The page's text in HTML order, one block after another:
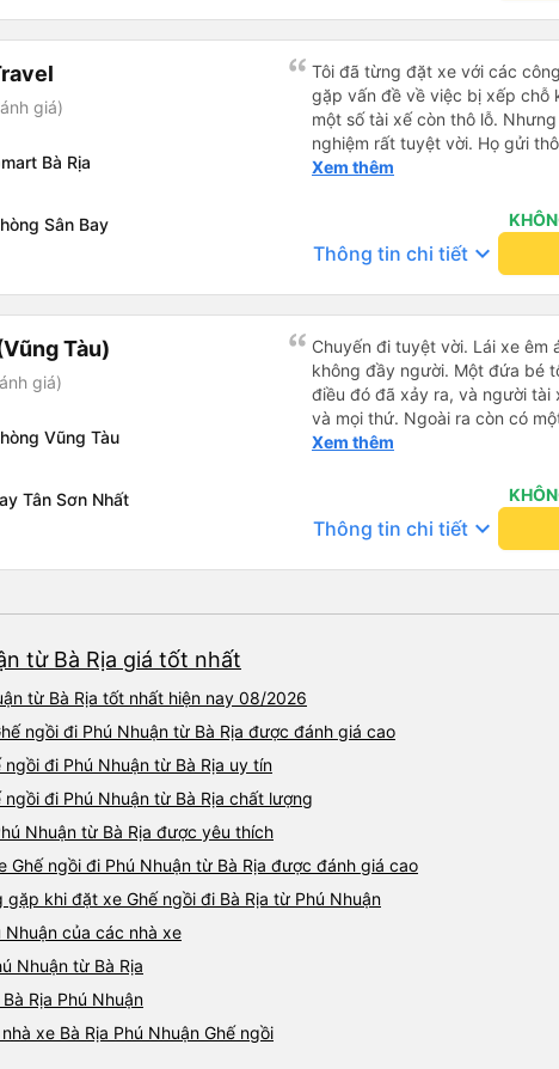
giá)
Bà Rịa
Sân Bay
Tôi đã từng đặt xe với các
gặp vấn đề về việc bị xếp chỗ
một số tài xế còn thô lỗ.
nghiệm rất tuyệt vời. Họ gửi
nào tài xế sẽ đến, đón tôi tại
việc hiệu quả và đưa tôi đến
đi tôi sẽ chỉ đặt xe với công ty
dụng dịch vụ xe limousine để
Xem thêm
Thông tin chi tiết keyboard_arrow_down
Tàu)
giá)
Vũng Tàu
Tân Sơn Nhất
Chuyến đi tuyệt vời. Lái xe êm
không đầy người. Một đứa bé
điều đó đã xảy ra, và người tài
và mọi thứ. Ngoài ra còn có
đường đến vubg tau
Xem thêm
Thông tin chi tiết keyboard_arrow_down
từ Bà Rịa giá tốt nhất
từ Bà Rịa tốt nhất hiện nay 08/2026
ngồi đi Phú Nhuận từ Bà Rịa được đánh giá cao
ngồi đi Phú Nhuận từ Bà Rịa uy tín
đi Phú Nhuận từ Bà Rịa chất lượng
Nhuận từ Bà Rịa được yêu thích
Ghế ngồi đi Phú Nhuận từ Bà Rịa được đánh giá cao
khi đặt xe Ghế ngồi đi Bà Rịa từ Phú Nhuận
Nhuận của các nhà xe
Nhuận từ Bà Rịa
Rịa Phú Nhuận
xe Bà Rịa Phú Nhuận Ghế ngồi